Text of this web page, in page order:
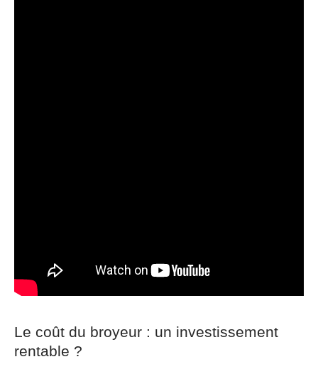
Le coût du broyeur : un investissement
rentable ?